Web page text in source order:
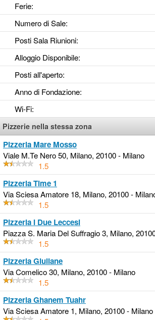
Ferie:
Numero di Sale:
Posti Sala Riunioni:
Alloggio Disponibile:
Posti all'aperto:
Anno di Fondazione:
Wi-Fi:
Pizzerie nella stessa zona
Pizzeria Mare Mosso
Viale M.Te Nero 50, Milano, 20100 - Milano
1.5
Pizzeria Time 1
Via Sciesa Amatore 18, Milano, 20100 -
1.5
Pizzeria I Due Leccesi
Piazza S. Maria Del Suffragio 3, Milano,
1.5
Pizzeria Giuliane
Via Comelico 30, Milano, 20100 - Milano
1.5
Pizzeria Ghanem Tuahr
Via Sciesa Amatore 1, Milano, 20100 - Milano